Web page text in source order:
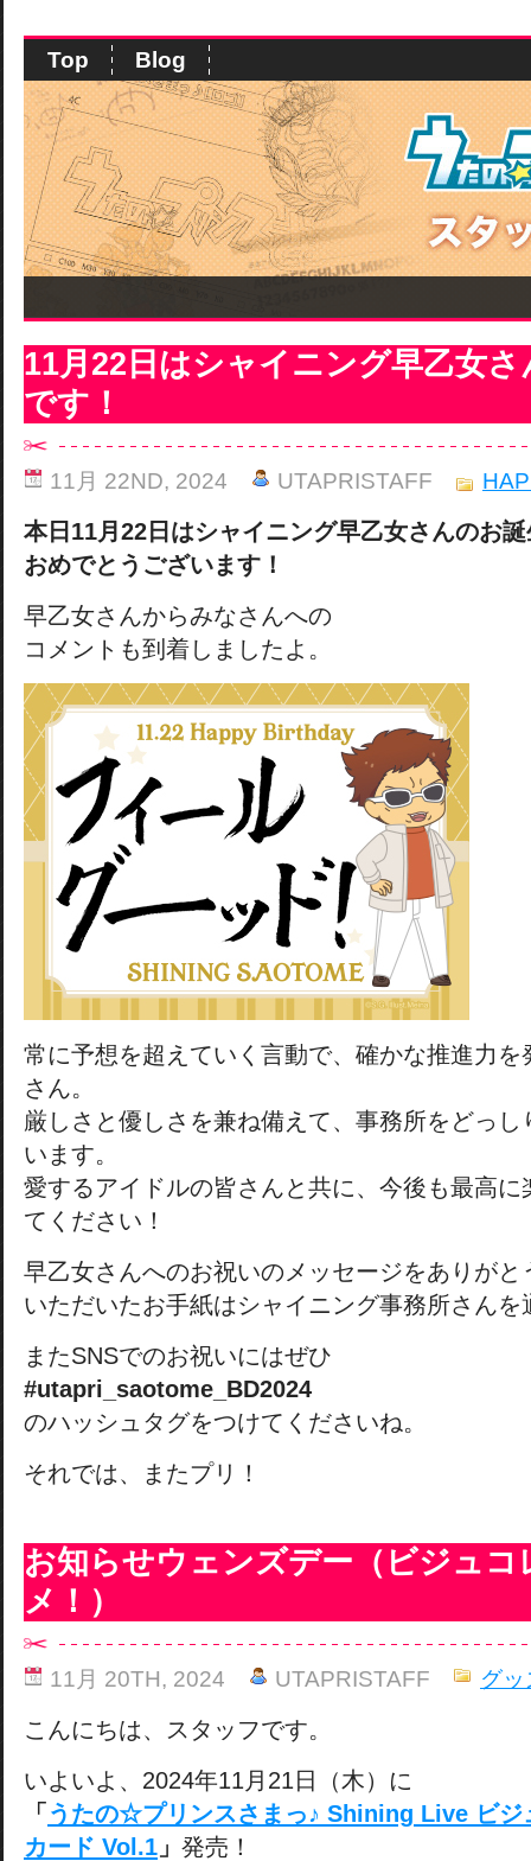
Top Blog
11月22日はシャイニング早乙女
です！
11月 22ND, 2024 UTAPRISTAFF
本日11月22日はシャイニング早乙女さんのお
おめでとうございます！
早乙女さんからみなさんへの
コメントも到着しましたよ。
常に予想を超えていく言動で、確かな推進力
さん。
厳しさと優しさを兼ね備えて、事務所をどっ
います。
愛するアイドルの皆さんと共に、今後も最高
てください！
早乙女さんへのお祝いのメッセージをありがと
いただいたお手紙はシャイニング事務所さん
またSNSでのお祝いにはぜひ
#utapri_saotome_BD2024
のハッシュタグをつけてくださいね。
それでは、またプリ！
お知らせウェンズデー（ビジュコ
メ！）
11月 20TH, 2024 UTAPRISTAFF グ
こんにちは、スタッフです。
いよいよ、2024年11月21日（木）に
「 うたの☆プリンスさまっ♪ Shining Live ビジ
カード Vol.1 」 発売！